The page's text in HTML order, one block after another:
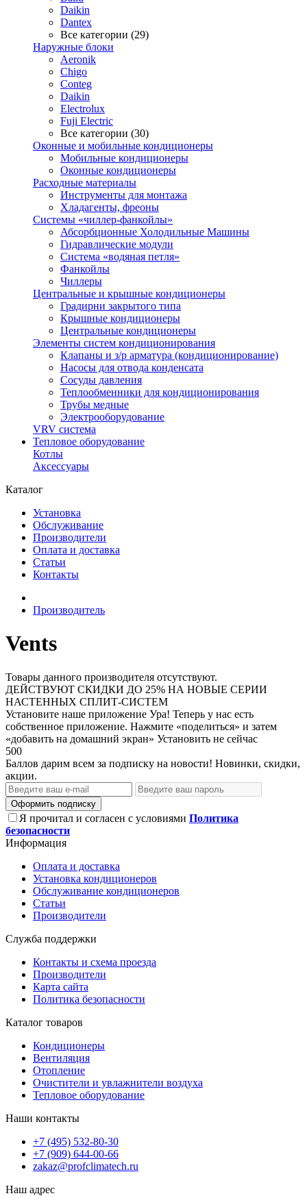
Daikin
Dantex
Все категории (29)
Наружные блоки
Aeronik
Chigo
Conteg
Daikin
Electrolux
Fuji Electric
Все категории (30)
Оконные и мобильные кондиционеры
Мобильные кондиционеры
Оконные кондиционеры
Расходные материалы
Инструменты для монтажа
Хладагенты, фреоны
Системы «чиллер-фанкойлы»
Абсорбционные Холодильные Машины
Гидравлические модули
Система «водяная петля»
Фанкойлы
Чиллеры
Центральные и крышные кондиционеры
Градирни закрытого типа
Крышные кондиционеры
Центральные кондиционеры
Элементы систем кондиционирования
Клапаны и з/р арматура (кондиционирование)
Насосы для отвода конденсата
Сосуды давления
Теплообменники для кондиционирования
Трубы медные
Электрооборудование
VRV система
Тепловое оборудование
Котлы
Аксессуары
Каталог
Установка
Обслуживание
Производители
Оплата и доставка
Статьи
Контакты
Производитель
Vents
Товары данного производителя отсутствуют.
ДЕЙСТВУЮТ СКИДКИ ДО 25% НА НОВЫЕ СЕРИИ
НАСТЕННЫХ СПЛИТ-СИСТЕМ
Установите наше приложение Ура! Теперь у нас есть
собственное приложение. Нажмите «поделиться» и затем
«добавить на домашний экран» Установить не сейчас
500
Баллов дарим всем за подписку на новости! Новинки, скидки,
акции.
Оформить подписку
Я прочитал и согласен с условиями Политика
безопасности
Информация
Оплата и доставка
Установка кондиционеров
Обслуживание кондиционеров
Статьи
Производители
Служба поддержки
Контакты и схема проезда
Производители
Карта сайта
Политика безопасности
Каталог товаров
Кондиционеры
Вентиляция
Отопление
Очистители и увлажнители воздуха
Тепловое оборудование
Наши контакты
+7 (495) 532-80-30
+7 (909) 644-00-66
zakaz@profclimatech.ru
Наш адрес